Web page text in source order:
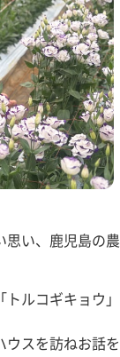
思い、鹿児島の農
ルコギキョウ」
ウスを訪ねお話を